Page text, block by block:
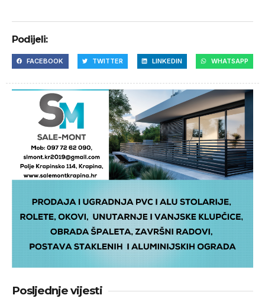
Podijeli:
FACEBOOK TWITTER LINKEDIN WHATSAPP
Posljednje vijesti